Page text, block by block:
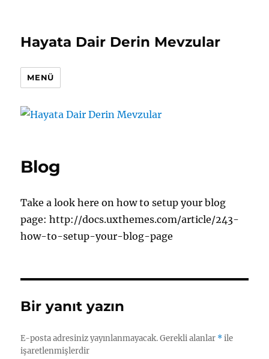
Hayata Dair Derin Mevzular
MENÜ
Blog
Take a look here on how to setup your blog
page: http://docs.uxthemes.com/article/243-
how-to-setup-your-blog-page
Bir yanıt yazın
E-posta adresiniz yayınlanmayacak. Gerekli alanlar *ile
işaretlenmişlerdir